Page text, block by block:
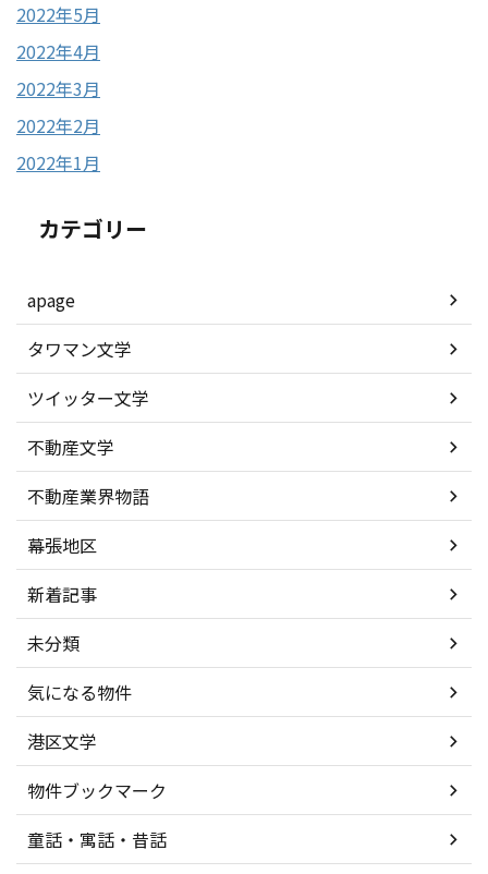
2022年5月
2022年4月
2022年3月
2022年2月
2022年1月
カテゴリー
apage
タワマン文学
ツイッター文学
不動産文学
不動産業界物語
幕張地区
新着記事
未分類
気になる物件
港区文学
物件ブックマーク
童話・寓話・昔話